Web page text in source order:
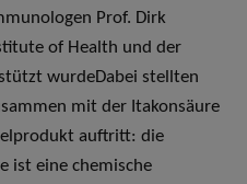
Prof. Dirk
of Health und der
wurdeDabei stellten
mit der Itakonsäure
auftritt: die
ist eine chemische